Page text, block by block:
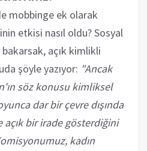
mobbinge ek olarak
etkisi nasıl oldu? Sosyal
açık kimlikli
şöyle yazıyor: "Ancak
söz konusu kimliksel
dar bir çevre dışında
bir irade gösterdiğini
kadın